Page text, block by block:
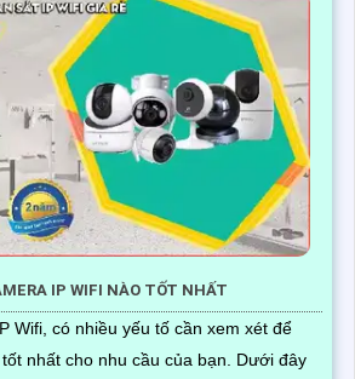
IP WIFI NÀO TỐT NHẤT
Wifi, có nhiều yếu tố cần xem xét để
cho nhu cầu của bạn. Dưới đây